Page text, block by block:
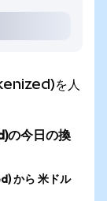
を人
の今日の換
から 米ドル